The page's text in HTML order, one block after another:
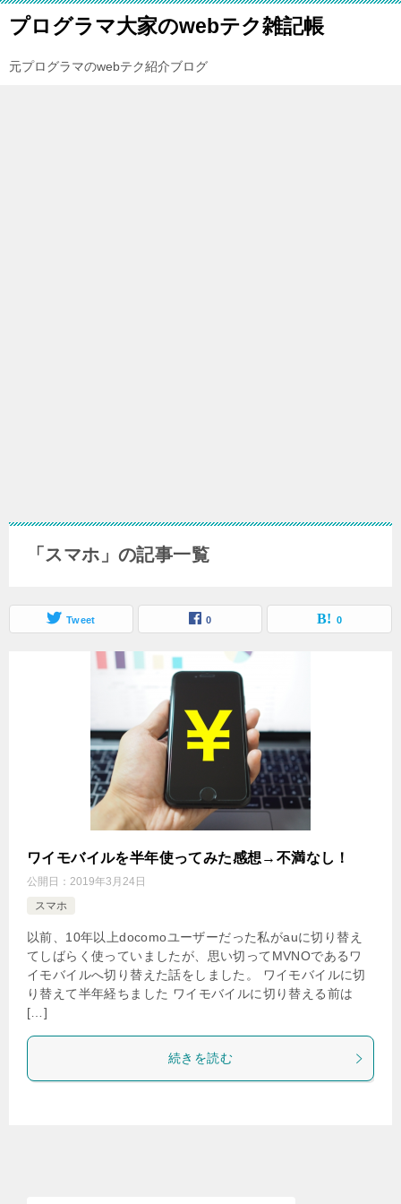
プログラマ大家のwebテク雑記帳
元プログラマのwebテク紹介ブログ
「スマホ」の記事一覧
Tweet 0 0
ワイモバイルを半年使ってみた感想→不満なし！
公開日： 2019年3月24日
スマホ
以前、10年以上docomoユーザーだった私がauに切り替え
てしばらく使っていましたが、思い切ってMVNOであるワ
イモバイルへ切り替えた話をしました。 ワイモバイルに切
り替えて半年経ちました ワイモバイルに切り替える前は
[…]
続きを読む